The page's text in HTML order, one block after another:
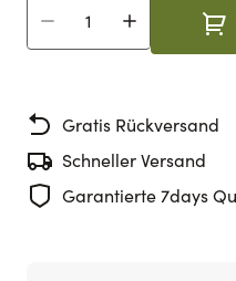
Menge
Gratis Rückversand
Schneller Versand
Garantierte 7days